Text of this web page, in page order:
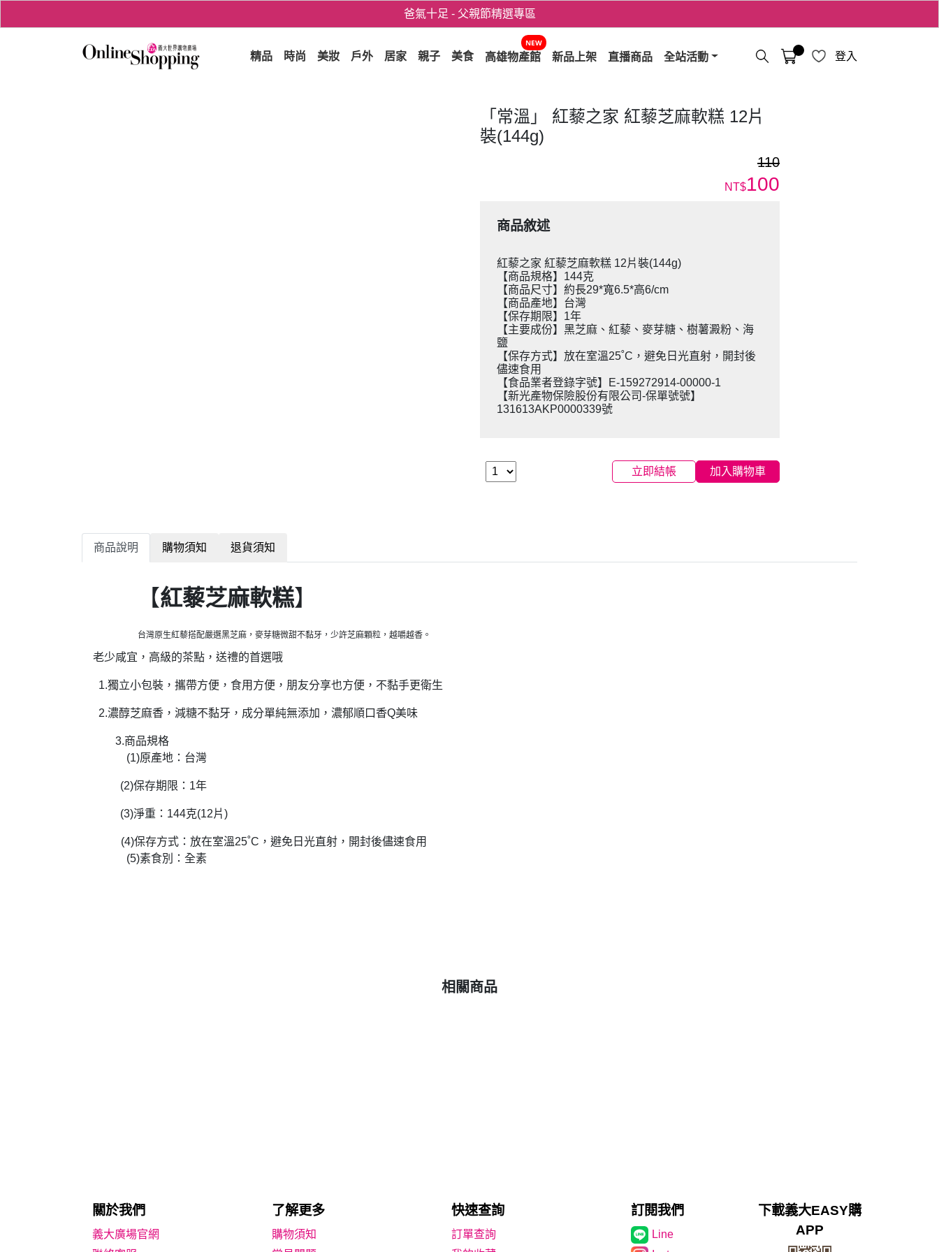
爸氣十足 - 父親節精選專區
用心愛你！七夕星選禮遇！
精品 時尚 美妝 戶外 居家 親子 美食 高雄物產館
NEW
新品上架 直播商品 全站活動 登入
「常溫」 紅藜之家 紅藜芝麻軟糕 12片
裝(144g)
110
NT$100
商品敘述
紅藜之家 紅藜芝麻軟糕 12片裝(144g)
【商品規格】144克
【商品尺寸】約長29*寬6.5*高6/cm
【商品產地】台灣
【保存期限】1年
【主要成份】黑芝麻、紅藜、麥芽糖、樹薯澱粉、海
鹽
【保存方式】放在室溫25˚C，避免日光直射，開封後
儘速食用
【食品業者登錄字號】E-159272914-00000-1
【新光產物保險股份有限公司-保單號號】
131613AKP0000339號
商品說明 購物須知 退貨須知
【紅藜芝麻軟糕】
台灣原生紅藜搭配嚴選黑芝麻，麥芽糖微甜不黏牙，少許芝麻顆粒，越嚼越香。
老少咸宜，高級的茶點，送禮的首選哦
1.獨立小包裝，攜帶方便，食用方便，朋友分享也方便，不黏手更衛生
2.濃醇芝麻香，減糖不黏牙，成分單純無添加，濃郁順口香Q美味
3.商品規格
(1)原產地：台灣
(2)保存期限：1年
(3)淨重：144克(12片)
(4)保存方式：放在室溫25˚C ，避免日光直射，開封後儘速食用
(5)素食別：全素
相關商品
關於我們 了解更多 快速查詢 訂閱我們
義大廣場官網 購物須知
Line
下載義大EASY購
APP